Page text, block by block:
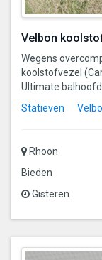
Velbon
Wegens
koolstofvezel
Ultimate balhoofd
Statieven
Rhoon
Bieden
Gisteren